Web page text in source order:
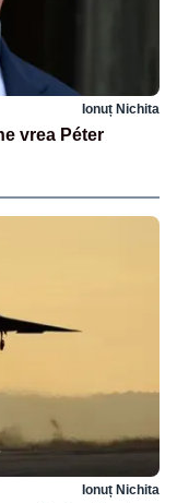
Ionuț Nichita
vrea Péter
Ionuț Nichita